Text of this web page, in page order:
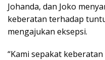
Johanda, dan Joko
keberatan terhadap
mengajukan eksepsi.
“Kami sepakat